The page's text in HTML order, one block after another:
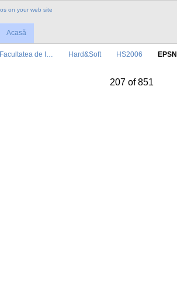
Acasă
Facultatea de I… Hard&Soft HS2006
207 of 851